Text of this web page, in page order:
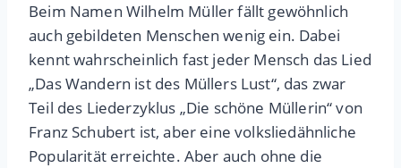
Beim Namen Wilhelm Müller fällt gewöhnlich
auch gebildeten Menschen wenig ein. Dabei
kennt wahrscheinlich fast jeder Mensch das Lied
„Das Wandern ist des Müllers Lust“, das zwar
Teil des Liederzyklus „Die schöne Müllerin“ von
Franz Schubert ist, aber eine volksliedähnliche
Popularität erreichte. Aber auch ohne die